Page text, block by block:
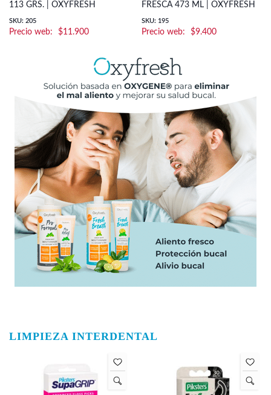
113 GRS. | OXYFRESH
SKU: 205
$11.900
FRESCA 473 ML | OXYFRESH
SKU: 195
$9.400
LIMPIEZA INTERDENTAL